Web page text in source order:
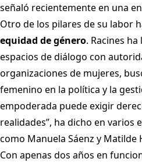
señaló recientemente en una
Otro de los pilares de su labor
equidad de género. Racines
espacios de diálogo con
organizaciones de mujeres,
femenino en la política y la
empoderada puede exigir
realidades”, ha dicho en varios
como Manuela Sáenz y Matilde
Con apenas dos años en